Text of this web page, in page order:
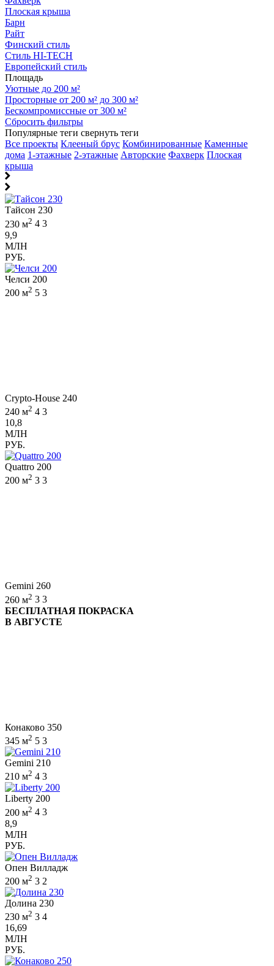
Плоская крыша
Барн
Райт
Финский стиль
Стиль HI-TECH
Европейский стиль
Площадь
Уютные до 200 м²
Просторные от 200 м² до 300 м²
Бескомпромиссные от 300 м²
Сбросить фильтры
Популярные теги свернуть теги
Все проекты Клееный брус Комбинированные Каменные
дома 1-этажные 2-этажные Авторские Фахверк Плоская
крыша
Тайсон 230
230 м2 4 3
9,9
МЛН
РУБ.
Челси 200
200 м2 5 3
Crypto-House 240
240 м2 4 3
10,8
МЛН
РУБ.
Quattro 200
200 м2 3 3
Gemini 260
260 м2 3 3
БЕСПЛАТНАЯ ПОКРАСКА
В АВГУСТЕ
Конаково 350
345 м2 5 3
Gemini 210
210 м2 4 3
Liberty 200
200 м2 4 3
8,9
МЛН
РУБ.
Опен Вилладж
200 м2 3 2
Долина 230
230 м2 3 4
16,69
МЛН
РУБ.